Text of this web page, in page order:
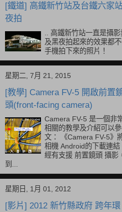
[鐵道] 高鐵新竹站及台鐵六家
夜拍
.. 高鐵新竹站一直是攝
及黑夜拍起來的效果都
手機拍下來的照片！
星期二, 7月 21, 2015
[教學] Camera FV-5 開啟前置
頭(front-facing camera)
Camera FV-5 是一個非
相關的教學及介紹可以
文： 《Camera FV-5》
相機 Android的下載連
經有支援 前置鏡頭 攝影
到...
星期日, 1月 01, 2012
[影片] 2012 新竹縣政府 跨年環